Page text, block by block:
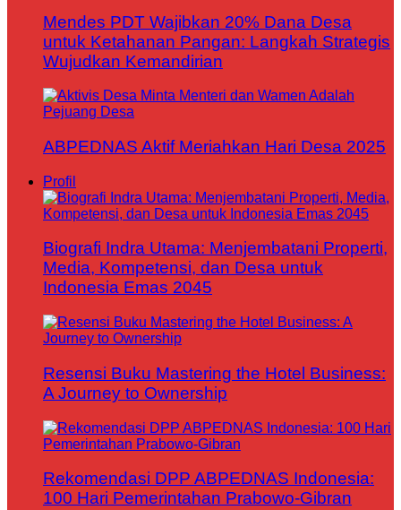
Mendes PDT Wajibkan 20% Dana Desa
untuk Ketahanan Pangan: Langkah Strategis
Wujudkan Kemandirian
ABPEDNAS Aktif Meriahkan Hari Desa 2025
Profil
Biografi Indra Utama: Menjembatani Properti,
Media, Kompetensi, dan Desa untuk
Indonesia Emas 2045
Resensi Buku Mastering the Hotel Business:
A Journey to Ownership
Rekomendasi DPP ABPEDNAS Indonesia:
100 Hari Pemerintahan Prabowo-Gibran